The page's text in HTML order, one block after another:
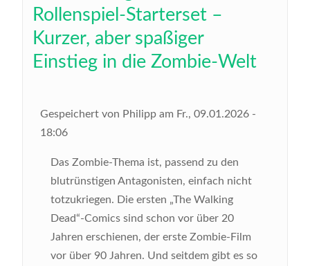
Rollenspiel-Starterset –
Kurzer, aber spaßiger
Einstieg in die Zombie-Welt
Gespeichert von Philipp am Fr., 09.01.2026 -
18:06
Das Zombie-Thema ist, passend zu den
blutrünstigen Antagonisten, einfach nicht
totzukriegen. Die ersten „The Walking
Dead“-Comics sind schon vor über 20
Jahren erschienen, der erste Zombie-Film
vor über 90 Jahren. Und seitdem gibt es so